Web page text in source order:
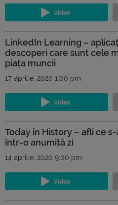
LinkedIn Learning –
descoperi care sunt cele
piața muncii
17 aprilie, 2020 1:00 pm
Today in History – afli ce
într-o anumită zi
14 aprilie, 2020 9:00 pm